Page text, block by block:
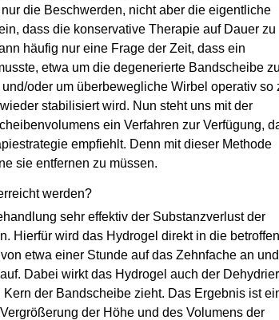
die Beschwerden, nicht aber die eigentliche
dass die konservative Therapie auf Dauer zu
häufig nur eine Frage der Zeit, dass ein
etwa um die degenerierte Bandscheibe zu
oder um überbewegliche Wirbel operativ so
stabilisiert wird. Nun steht uns mit der
ein Verfahren zur Verfügung,
empfiehlt. Denn mit dieser Methode
sie entfernen zu müssen.
werden?
sehr effektiv der Substanzverlust der
Hierfür wird das Hydrogel direkt in die
etwa einer Stunde auf das Zehnfache an und
Dabei wirkt das Hydrogel auch der
der Bandscheibe zieht. Das Ergebnis ist
der Höhe und des Volumens der